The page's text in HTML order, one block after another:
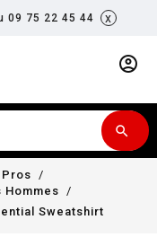
09 75 22 45 44 x
account_circle
search
Sweatshirt